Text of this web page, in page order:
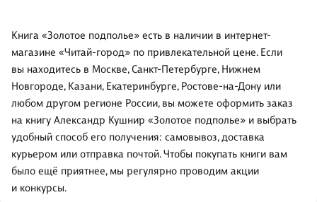
Книга «Золотое подполье» есть в наличии в интернет-
магазине «Читай-город» по привлекательной цене. Если
вы находитесь в Москве, Санкт-Петербурге, Нижнем
Новгороде, Казани, Екатеринбурге, Ростове-на-Дону или
любом другом регионе России, вы можете оформить заказ
на книгу Александр Кушнир «Золотое подполье» и выбрать
удобный способ его получения: самовывоз, доставка
курьером или отправка почтой. Чтобы покупать книги вам
было ещё приятнее, мы регулярно проводим акции
и конкурсы.